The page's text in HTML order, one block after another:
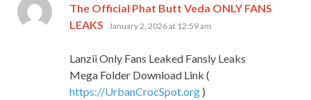
The Official Phat Butt Veda ONLY FANS
LEAKS
says:
January 2, 2026 at 12:59 am
Lanzii Only Fans Leaked Fansly Leaks
Mega Folder Download Link (
https://UrbanCrocSpot.org )